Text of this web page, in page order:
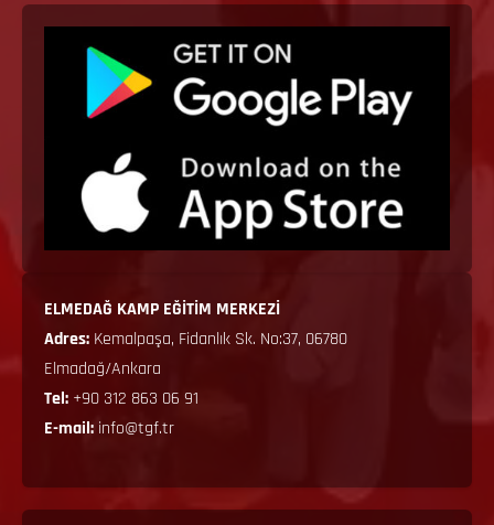
ELMEDAĞ KAMP EĞİTİM MERKEZİ
Adres: Kemalpaşa, Fidanlık Sk. No:37, 06780
Elmadağ/Ankara
Tel: +90 312 863 06 91
E-mail: info@tgf.tr